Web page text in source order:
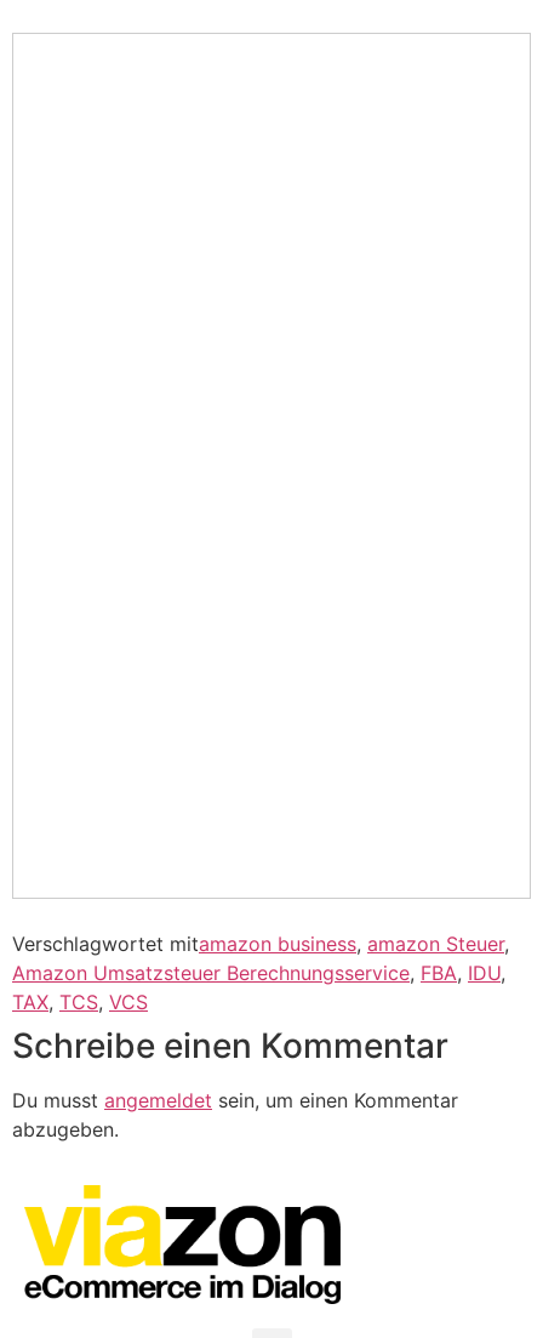
Verschlagwortet mitamazon business, amazon Steuer,
Amazon Umsatzsteuer Berechnungsservice, FBA, IDU,
TAX, TCS, VCS
Schreibe einen Kommentar
Du musst angemeldet sein, um einen Kommentar
abzugeben.